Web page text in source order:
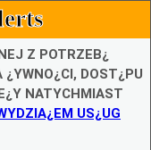
Z POTRZEB¿
DOST¿PU
NATYCHMIAST
US¿UG